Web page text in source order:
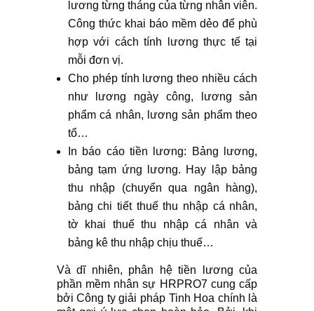
lương từng tháng của từng nhân viên.
Công thức khai báo mềm dẻo để phù
hợp với cách tính lương thực tế tại
mỗi đơn vị.
Cho phép tính lương theo nhiều cách
như lương ngày công, lương sản
phẩm cá nhân, lương sản phẩm theo
tổ…
In báo cáo tiền lương: Bảng lương,
bảng tạm ứng lương. Hay lập bảng
thu nhập (chuyển qua ngân hàng),
bảng chi tiết thuế thu nhập cá nhân,
tờ khai thuế thu nhập cá nhân và
bảng kê thu nhập chịu thuế…
Và dĩ nhiên, phân hệ tiền lương của
phần mềm nhân sự HRPRO7 cung cấp
bởi Công ty giải pháp Tinh Hoa chính là